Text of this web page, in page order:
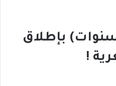
طفل (10 سنوات) بإطلاق
!